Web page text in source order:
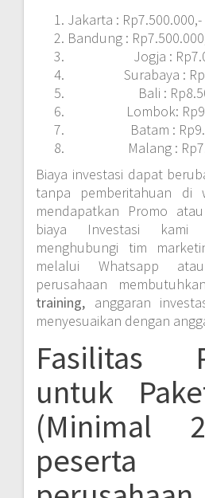
Jakarta : Rp7.500.000,-
Bandung :
Jogja :
Surabaya :
Bali :
Lombok:
Batam :
Malang :
Biaya investasi dapat
tanpa pemberitahuan di
mendapatkan Promo
biaya Investasi kami
menghubungi tim
melalui Whatsapp
perusahaan membutuhkan
training, anggaran
menyesuaikan dengan
Fasilitas
untuk
(Minimal